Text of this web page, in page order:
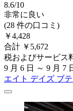
8.6/10
非常に良い
(28 件の口コミ)
￥4,428
合計 ￥5,672
税およびサービス
9 月 6 日 ～ 9 月 7
エイト デイズ ブ